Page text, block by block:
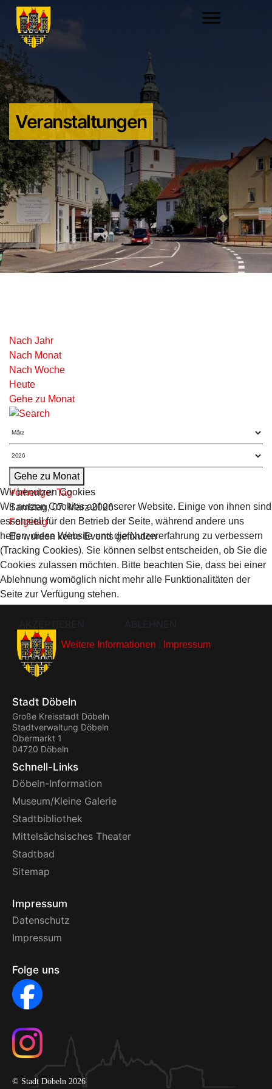
Veranstaltungen
Nach Jahr
Nach Monat
Nach Woche
Heute
Gehe zu Monat
Gehe zu Monat
Vorheriger Tag
Samstag, 07. März 2026
Folgetag
Es wurden keine Events gefunden
Stadt Döbeln
Große Kreisstadt Döbeln
Stadtverwaltung Döbeln
Obermarkt 1
04720 Döbeln
Schnell-Links
Döbeln-Information
Museum/Kleine Galerie
Stadtbibliothek
Mittelsächsisches Theater
Stadtbad
Sitemap
Impressum
Datenschutz
Impressum
Folge uns
© Stadt Döbeln 2026
Wir benutzen Cookies
Wir nutzen Cookies auf unserer Website. Einige von ihnen sind
essenziell für den Betrieb der Seite, während andere uns
helfen, diese Website und die Nutzererfahrung zu verbessern
(Tracking Cookies). Sie können selbst entscheiden, ob Sie die
Cookies zulassen möchten. Bitte beachten Sie, dass bei einer
Ablehnung womöglich nicht mehr alle Funktionalitäten der
Seite zur Verfügung stehen.
Weitere Informationen Impressum